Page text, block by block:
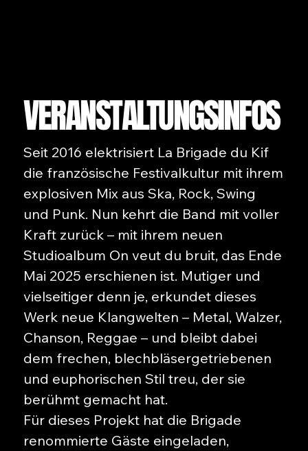
VERANSTALTUNGSINFOS
Seit 2016 elektrisiert La Brigade du Kif
die französische Festivalkultur mit ihrem
explosiven Mix aus Ska, Rock, Swing
und Punk. Nun kehrt die Band mit voller
Kraft zurück – mit ihrem neuen
Studioalbum On veut du bruit, das Ende
Mai 2025 erschienen ist. Mutiger und
vielseitiger denn je, erkundet dieses
Werk neue Klangwelten – Metal, Walzer,
Chanson, Reggae – und bleibt dabei
dem frechen, blechbläsergetriebenen
und euphorischen Stil treu, der sie
berühmt gemacht hat.
Für dieses Projekt hat die Brigade
renommierte Gäste eingeladen,